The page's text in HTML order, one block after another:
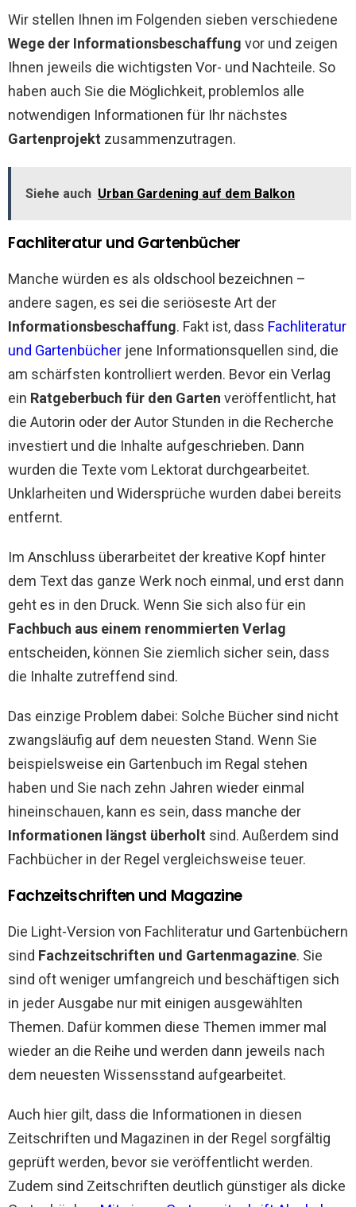
Wir stellen Ihnen im Folgenden sieben verschiedene
Wege der Informationsbeschaffung vor und zeigen
Ihnen jeweils die wichtigsten Vor- und Nachteile. So
haben auch Sie die Möglichkeit, problemlos alle
notwendigen Informationen für Ihr nächstes
Gartenprojekt zusammenzutragen.
Siehe auch Urban Gardening auf dem Balkon
Fachliteratur und Gartenbücher
Manche würden es als oldschool bezeichnen –
andere sagen, es sei die seriöseste Art der
Informationsbeschaffung. Fakt ist, dass Fachliteratur
und Gartenbücher jene Informationsquellen sind, die
am schärfsten kontrolliert werden. Bevor ein Verlag
ein Ratgeberbuch für den Garten veröffentlicht, hat
die Autorin oder der Autor Stunden in die Recherche
investiert und die Inhalte aufgeschrieben. Dann
wurden die Texte vom Lektorat durchgearbeitet.
Unklarheiten und Widersprüche wurden dabei bereits
entfernt.
Im Anschluss überarbeitet der kreative Kopf hinter
dem Text das ganze Werk noch einmal, und erst dann
geht es in den Druck. Wenn Sie sich also für ein
Fachbuch aus einem renommierten Verlag
entscheiden, können Sie ziemlich sicher sein, dass
die Inhalte zutreffend sind.
Das einzige Problem dabei: Solche Bücher sind nicht
zwangsläufig auf dem neuesten Stand. Wenn Sie
beispielsweise ein Gartenbuch im Regal stehen
haben und Sie nach zehn Jahren wieder einmal
hineinschauen, kann es sein, dass manche der
Informationen längst überholt sind. Außerdem sind
Fachbücher in der Regel vergleichsweise teuer.
Fachzeitschriften und Magazine
Die Light-Version von Fachliteratur und Gartenbüchern
sind Fachzeitschriften und Gartenmagazine. Sie
sind oft weniger umfangreich und beschäftigen sich
in jeder Ausgabe nur mit einigen ausgewählten
Themen. Dafür kommen diese Themen immer mal
wieder an die Reihe und werden dann jeweils nach
dem neuesten Wissensstand aufgearbeitet.
Auch hier gilt, dass die Informationen in diesen
Zeitschriften und Magazinen in der Regel sorgfältig
geprüft werden, bevor sie veröffentlicht werden.
Zudem sind Zeitschriften deutlich günstiger als dicke